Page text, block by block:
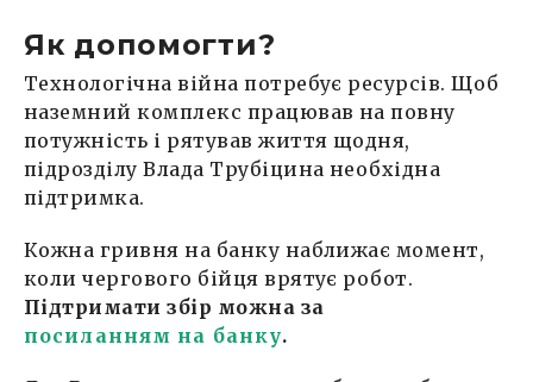
Як допомогти?
Технологічна війна потребує ресурсів. Щоб
наземний комплекс працював на повну
потужність і рятував життя щодня,
підрозділу Влада Трубіцина необхідна
підтримка.
Кожна гривня на банку наближає момент,
коли чергового бійця врятує робот.
Підтримати збір можна за
посиланням на банку.